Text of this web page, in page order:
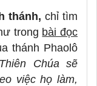
thánh, chỉ tìm
trong bài đọc
thánh Phaolô
Thiên Chúa sẽ
việc họ làm,